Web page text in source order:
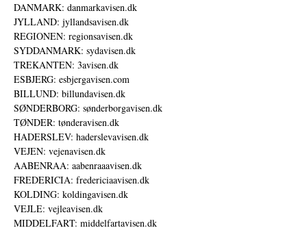
DANMARK: danmarkavisen.dk
JYLLAND: jyllandsavisen.dk
REGIONEN: regionsavisen.dk
SYDDANMARK: sydavisen.dk
TREKANTEN: 3avisen.dk
ESBJERG: esbjergavisen.com
BILLUND: billundavisen.dk
SØNDERBORG: sønderborgavisen.dk
TØNDER: tønderavisen.dk
HADERSLEV: haderslevavisen.dk
VEJEN: vejenavisen.dk
AABENRAA: aabenraaavisen.dk
FREDERICIA: fredericiaavisen.dk
KOLDING: koldingavisen.dk
VEJLE: vejleavisen.dk
MIDDELFART: middelfartavisen.dk